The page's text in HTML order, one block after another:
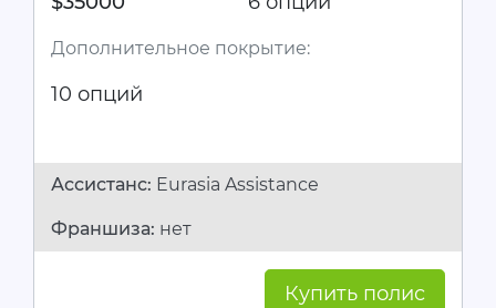
Дополнительное покрытие:
10 опций
Ассистанc: Eurasia Assistance
Франшиза: нет
Купить полис